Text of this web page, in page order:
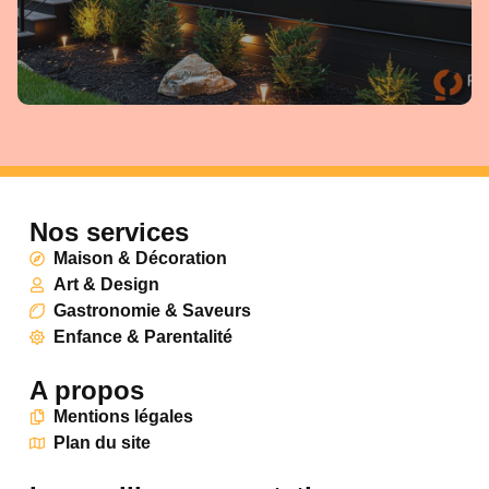
Nos services
Maison & Décoration
Art & Design
Gastronomie & Saveurs
Enfance & Parentalité
A propos
Mentions légales
Plan du site